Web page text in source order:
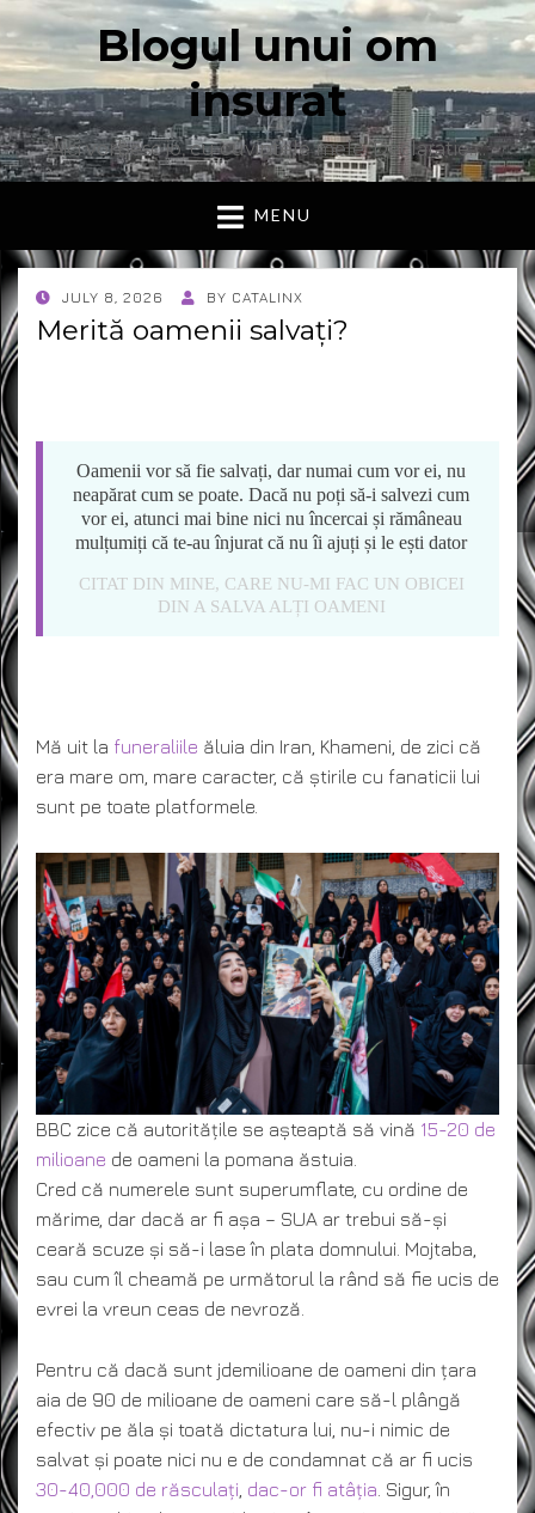
Blogul unui om
insurat
Aici vorbesc io, cu cuvintele mele. Declaratie….
MENU
POSTED
ON
JULY 8, 2026 BY CATALINX
Merită oamenii salvați?
Oamenii vor să fie salvați, dar numai cum vor ei, nu
neapărat cum se poate. Dacă nu poți să-i salvezi cum
vor ei, atunci mai bine nici nu încercai și rămâneau
mulțumiți că te-au înjurat că nu îi ajuți și le ești dator
CITAT DIN MINE, CARE NU-MI FAC UN OBICEI
DIN A SALVA ALȚI OAMENI
Mă uit la funeraliile ăluia din Iran, Khameni, de zici că
era mare om, mare caracter, că știrile cu fanaticii lui
sunt pe toate platformele.
BBC zice că autoritățile se așteaptă să vină 15-20 de
milioane de oameni la pomana ăstuia.
Cred că numerele sunt superumflate, cu ordine de
mărime, dar dacă ar fi așa – SUA ar trebui să-și
ceară scuze și să-i lase în plata domnului. Mojtaba,
sau cum îl cheamă pe următorul la rând să fie ucis de
evrei la vreun ceas de nevroză.
Pentru că dacă sunt jdemilioane de oameni din țara
aia de 90 de milioane de oameni care să-l plângă
efectiv pe ăla și toată dictatura lui, nu-i nimic de
salvat și poate nici nu e de condamnat că ar fi ucis
30-40,000 de răsculați dac-or fi atâția . Sigur, în